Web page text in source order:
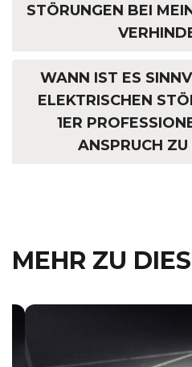
STÖRUNGEN BEI
WANN IST ES
ELEKTRISCHEN
1ER
ANSPRUCH
MEHR ZU